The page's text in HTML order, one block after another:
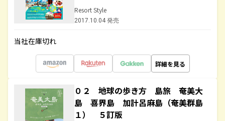
Resort Style
2017.10.04 発売
当社在庫切れ
詳細を見る
０２ 地球の歩き方 島旅 奄美大
島 喜界島 加計呂麻島（奄美群島
１） ５訂版